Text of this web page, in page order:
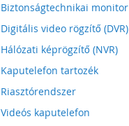
Biztonságtechnikai monitor
Digitális video rögzítő (DVR)
Hálózati képrögzítő (NVR)
Kaputelefon tartozék
Riasztórendszer
Videós kaputelefon